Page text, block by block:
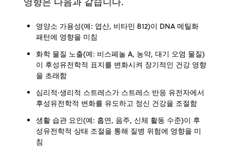
영양소 가용성(예: 엽산, 비타민 B12)이 DNA 메틸화
패턴에 영향을 미침
화학 물질 노출(예: 비스페놀 A, 농약, 대기 오염 물질)
이 후성유전학적 표지를 변화시켜 장기적인 건강 영향
을 초래함
심리적·생리적 스트레스가 스트레스 반응 유전자에서
후성유전학적 변화를 유도하고 정신 건강을 조절함
생활 습관 요인(예: 흡연, 음주, 신체 활동 수준)이 후
성유전학적 상태 조절을 통해 질병 위험에 영향을 미
침